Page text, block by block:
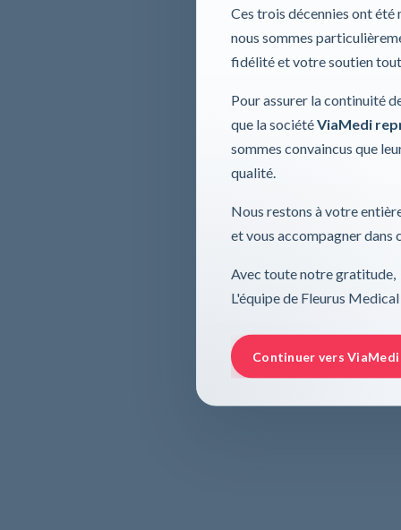
Ces trois décennies ont
nous sommes
fidélité et votre soutien
Pour assurer la continuité
que la sociétéViaMedi
sommes convaincus que
qualité.
Nous restons à votre
et vous accompagner dans
Avec toute notre gratitude,
L'équipe de Fleurus Medical
Continuer vers ViaMedi